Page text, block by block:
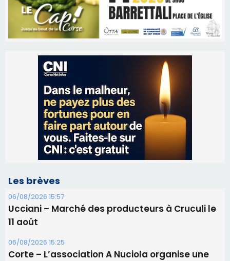
Les brèves
06/08/2026 15:57
Ucciani – Marché des producteurs à Cruculi le
11 août
06/08/2026 15:25
Corte – L’association A Nuciola organise une